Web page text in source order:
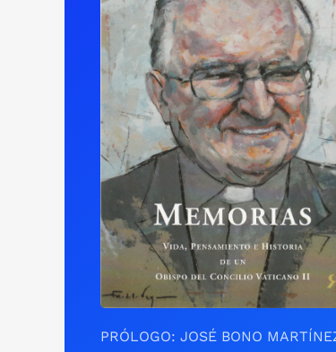
PRÓLOGO: JOSÉ BONO